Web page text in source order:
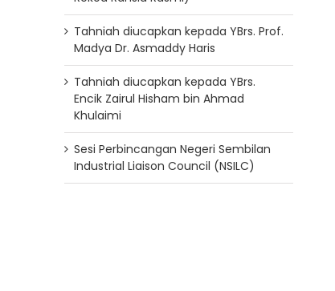
Tahniah diucapkan kepada YBrs. Prof.
Madya Dr. Asmaddy Haris
Tahniah diucapkan kepada YBrs.
Encik Zairul Hisham bin Ahmad
Khulaimi
Sesi Perbincangan Negeri Sembilan
Industrial Liaison Council (NSILC)